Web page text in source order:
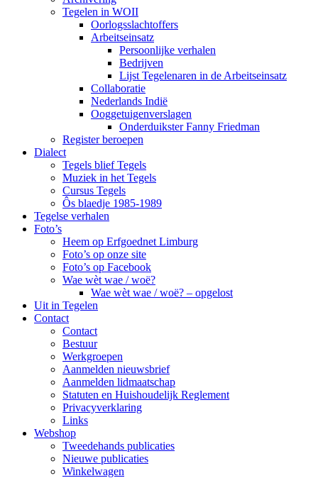
Tegelen in WOII
Oorlogsslachtoffers
Arbeitseinsatz
Persoonlijke verhalen
Bedrijven
Lijst Tegelenaren in de Arbeitseinsatz
Collaboratie
Nederlands Indië
Ooggetuigenverslagen
Onderduikster Fanny Friedman
Register beroepen
Dialect
Tegels blief Tegels
Muziek in het Tegels
Cursus Tegels
Ôs blaedje 1985-1989
Tegelse verhalen
Foto’s
Heem op Erfgoednet Limburg
Foto’s op onze site
Foto’s op Facebook
Wae wèt wae / woë?
Wae wèt wae / woë? – opgelost
Uit in Tegelen
Contact
Contact
Bestuur
Werkgroepen
Aanmelden nieuwsbrief
Aanmelden lidmaatschap
Statuten en Huishoudelijk Reglement
Privacyverklaring
Links
Webshop
Tweedehands publicaties
Nieuwe publicaties
Winkelwagen